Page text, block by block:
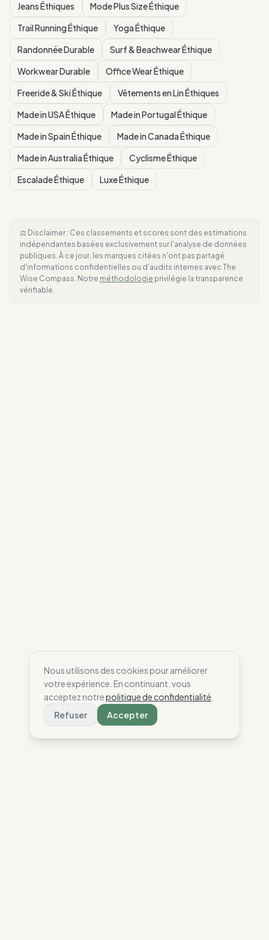
Nous utilisons des cookies pour améliorer
votre expérience. En continuant, vous
acceptez notrepolitique de confidentialité
Refuser
Accepter
Jeans Éthiques
Mode Plus Size Éthique
Trail Running Éthique
Yoga Éthique
Randonnée Durable
Surf & Beachwear Éthique
Workwear Durable
Office Wear Éthique
Freeride & Ski Éthique
Vêtements en Lin Éthiques
Made in USA Éthique
Made in Portugal Éthique
Made in Spain Éthique
Made in Canada Éthique
Made in Australia Éthique
Cyclisme Éthique
Escalade Éthique
Luxe Éthique
⚖️ Disclaimer : Ces classements et scores sont des estimations
indépendantes basées exclusivement sur l'analyse de données
publiques. À ce jour, les marques citées n'ont pas partagé
d'informations confidentielles ou d'audits internes avec The
Wise Compass. Notre méthodologie privilégie la transparence
vérifiable.